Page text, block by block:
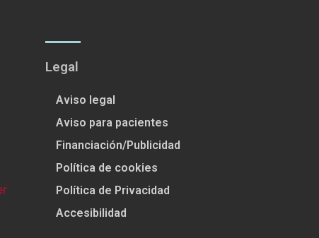
Legal
Aviso legal
Aviso para pacientes
Financiación/Publicidad
Política de cookies
Política de Privacidad
Accesibilidad